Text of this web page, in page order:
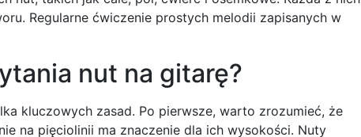
Regularne ćwiczenie prostych melodii zapisanych w
nut na gitarę?
kluczowych zasad. Po pierwsze, warto zrozumieć, że
na pięciolinii ma znaczenie dla ich wysokości. Nuty